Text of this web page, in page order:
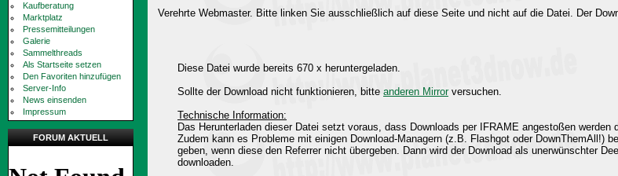
Kaufberatung
Marktplatz
Pressemitteilungen
Galerie
Sammelthreads
Als Startseite setzen
Den Favoriten hinzufügen
Server-Info
News einsenden
Impressum
FORUM AKTUELL
Verehrte Webmaster. Bitte linken Sie ausschließlich auf diese Seite und nicht auf die Datei. Der
Diese Datei wurde bereits 670 x heruntergeladen.
Sollte der Download nicht funktionieren, bitte anderen Mirrorversuchen.
Technische Information:
Das Herunterladen dieser Datei setzt voraus, dass Downloads per IFRAME angestoßen werden
Zudem kann es Probleme mit einigen Download-Managern (z.B. Flashgot oder DownThemAll!)
geben, wenn diese den Referrer nicht übergeben. Dann wird der Download als unerwünschter
downloaden.